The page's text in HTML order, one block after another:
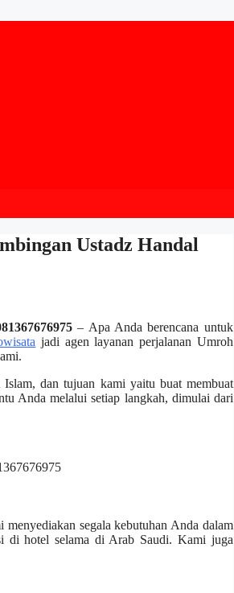
Ustadz Handal
– Apa Anda berencana untuk
jadi agen layanan perjalanan Umroh
dan tujuan kami yaitu buat membuat
Anda melalui setiap langkah, dimulai dari
segala kebutuhan Anda dalam
di hotel selama di Arab Saudi. Kami juga